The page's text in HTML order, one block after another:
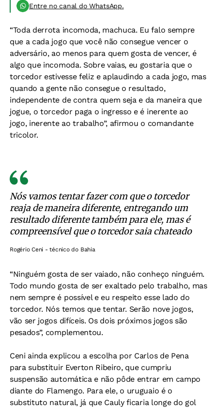
Entre no canal do WhatsApp.
“Toda derrota incomoda, machuca. Eu falo sempre
que a cada jogo que você não consegue vencer o
adversário, ao menos para quem gosta de vencer, é
algo que incomoda. Sobre vaias, eu gostaria que o
torcedor estivesse feliz e aplaudindo a cada jogo, mas
quando a gente não consegue o resultado,
independente de contra quem seja e da maneira que
jogue, o torcedor paga o ingresso e é inerente ao
jogo, inerente ao trabalho”, afirmou o comandante
tricolor.
Nós vamos tentar fazer com que o torcedor
reaja de maneira diferente, entregando um
resultado diferente também para ele, mas é
compreensível que o torcedor saia chateado
Rogério Ceni - técnico do Bahia
“Ninguém gosta de ser vaiado, não conheço ninguém.
Todo mundo gosta de ser exaltado pelo trabalho, mas
nem sempre é possível e eu respeito esse lado do
torcedor. Nós temos que tentar. Serão nove jogos,
vão ser jogos difíceis. Os dois próximos jogos são
pesados”, complementou.
Ceni ainda explicou a escolha por Carlos de Pena
para substituir Everton Ribeiro, que cumpriu
suspensão automática e não pôde entrar em campo
diante do Flamengo. Para ele, o uruguaio é o
substituto natural, já que Cauly ficaria longe do gol